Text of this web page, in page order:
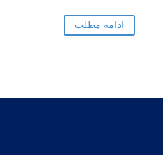
منتهیادامه مطلب